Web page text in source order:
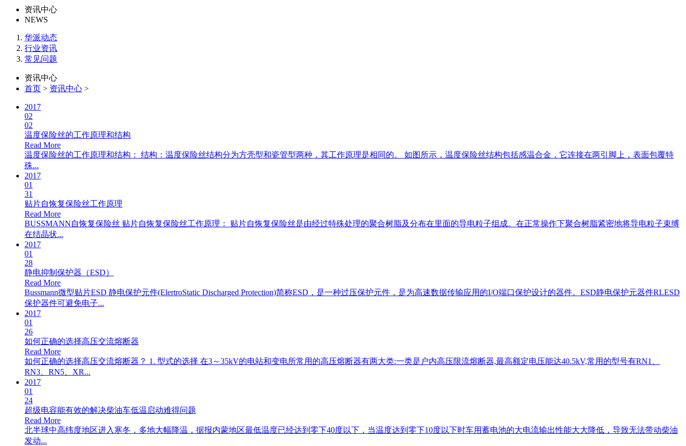
资讯中心
NEWS
华派动态
行业资讯
常见问题
资讯中心
首页 > 资讯中心 >
2017
02
02
温度保险丝的工作原理和结构
Read More
温度保险丝的工作原理和结构： 结构：温度保险丝结构分为方壳型和瓷管型两种，其工作原理是相同的。 如图所示，温度保险丝结构包括感温合金，它连接在两引脚上，表面包覆特
殊...
2017
01
31
贴片自恢复保险丝工作原理
Read More
BUSSMANN自恢复保险丝 贴片自恢复保险丝工作原理： 贴片自恢复保险丝是由经过特殊处理的聚合树脂及分布在里面的导电粒子组成。在正常操作下聚合树脂紧密地将导电粒子束缚
在结晶状...
2017
01
28
静电抑制保护器（ESD）
Read More
Bussmann微型贴片ESD 静电保护元件(ElertroStatic Discharged Protection)简称ESD，是一种过压保护元件，是为高速数据传输应用的I/O端口保护设计的器件。ESD静电保护元器件RLESD
保护器件可避免电子...
2017
01
26
如何正确的选择高压交流熔断器
Read More
如何正确的选择高压交流熔断器？ 1. 型式的选择 在3～35kV的电站和变电所常用的高压熔断器有两大类:一类是户内高压限流熔断器,最高额定电压能达40.5kV,常用的型号有RN1、
RN3、RN5、XR...
2017
01
24
超级电容能有效的解决柴油车低温启动难得问题
Read More
北半球中高纬度地区进入寒冬，多地大幅降温，据报内蒙地区最低温度已经达到零下40度以下，当温度达到零下10度以下时车用蓄电池的大电流输出性能大大降低，导致无法带动柴油
发动...